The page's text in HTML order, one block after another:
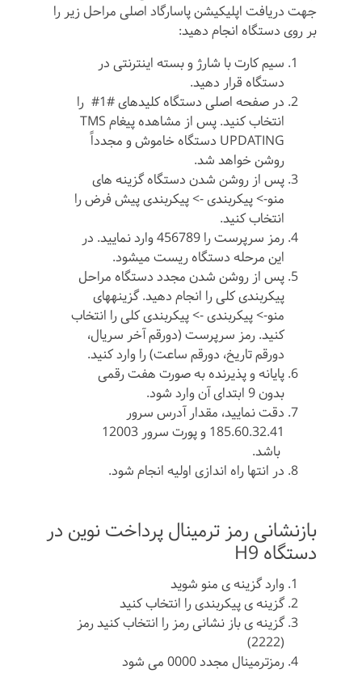
جهت دریافت اپلیکیشن پاسارگاد اصلی مراحل زیر را
بر روی دستگاه انجام دهید:
سیم کارت با شارژ و بسته اینترنتی در
دستگاه قرار دهید.
در صفحه اصلی دستگاه کلیدهای #1# را
انتخاب کنید. پس از مشاهده پیغام TMS
UPDATING دستگاه خاموش و مجدداً
روشن خواهد شد.
پس از روشن شدن دستگاه گزینه های
منو-> پیکربندی -> پیکربندی پیش فرض را
انتخاب کنید.
رمز سرپرست را 456789 وارد نمایید. در
این مرحله دستگاه ریست می­شود.
پس از روشن شدن مجدد دستگاه مراحل
پیکربندی کلی را انجام دهید. گزینه­های
منو-> پیکربندی -> پیکربندی کلی را انتخاب
کنید. رمز سرپرست (دورقم آخر سریال،
دورقم تاریخ، دورقم ساعت) را وارد کنید.
پایانه و پذیرنده به صورت هفت رقمی
بدون 9 ابتدای آن وارد شود.
دقت نمایید، مقدار آدرس سرور
185.60.32.41 و پورت سرور 12003
باشد.
در انتها راه اندازی اولیه انجام شود.
بازنشانی رمز ترمینال پرداخت نوین در
دستگاه H9
وارد گزینه ی منو شوید
گزینه ی پیکربندی را انتخاب کنید
گزینه ی باز نشانی رمز را انتخاب کنید رمز
(2222)
رمزترمینال مجدد 0000 می شود